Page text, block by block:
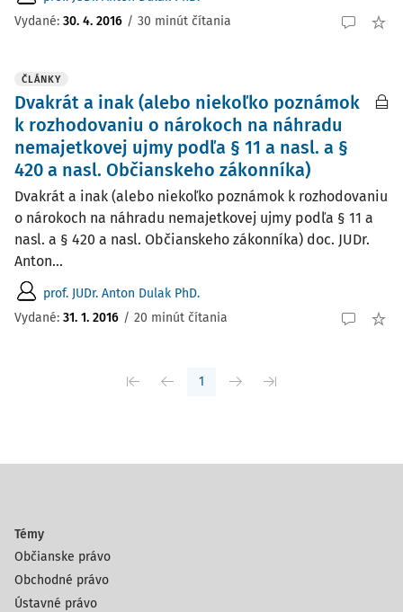
Vydané: 30. 4. 2016 / 30 minút čítania
ČLÁNKY
Dvakrát a inak (alebo niekoľko poznámok
k rozhodovaniu o nárokoch na náhradu
nemajetkovej ujmy podľa § 11 a nasl. a §
420 a nasl. Občianskeho zákonníka)
Dvakrát a inak (alebo niekoľko poznámok k rozhodovaniu
o nárokoch na náhradu nemajetkovej ujmy podľa § 11 a
nasl. a § 420 a nasl. Občianskeho zákonníka) doc. JUDr.
Anton...
prof. JUDr. Anton Dulak PhD.
Vydané: 31. 1. 2016 / 20 minút čítania
1
Témy
Občianske právo
Obchodné právo
Ústavné právo